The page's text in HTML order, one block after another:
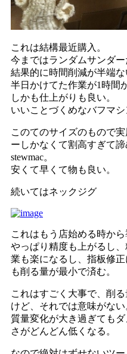
これは結構最近購入。
今まではランダムサンダ
結果的に時間削減が半端な
半日かけてた作業が1時間
しかも仕上がりも良い。
いいことづくめなバフマシ
このてのサイズのもので
ーしかなくて割高すぎて
stewmac。
安くて早くて物も良い。
続いてはネックジグ
これはもう店始める時から
やっぱり精度も上がるし
業も楽になるし、指板修
も削る量が最小で済む。
これはすごく大事で、削
けど、それでは意味がない
質量変化が大き過ぎても
さがどんどん低くなる。